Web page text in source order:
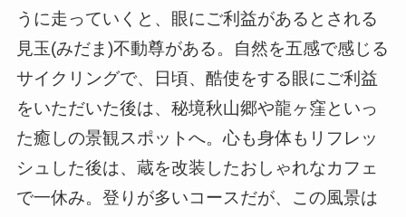
うに走っていくと、眼にご利益があるとされる
見玉(みだま)不動尊がある。自然を五感で感じる
サイクリングで、日頃、酷使をする眼にご利益
をいただいた後は、秘境秋山郷や龍ヶ窪といっ
た癒しの景観スポットへ。心も身体もリフレッ
シュした後は、蔵を改装したおしゃれなカフェ
で一休み。登りが多いコースだが、この風景は